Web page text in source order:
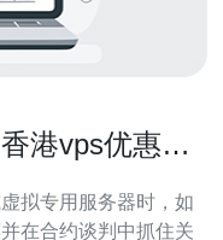
港vps优惠获
拟专用服务器时，如
在合约谈判中抓住关